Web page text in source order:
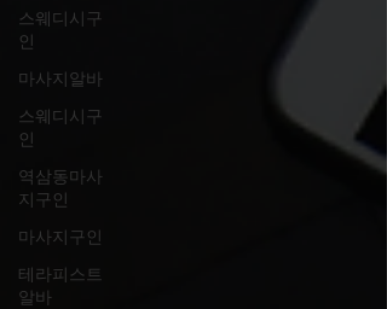
스웨디시구
인
마사지알바
스웨디시구
인
역삼동마사
지구인
마사지구인
테라피스트
알바